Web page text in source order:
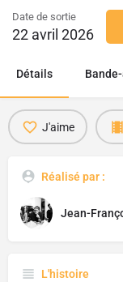
Date de sortie
22 avril 2026
Détails
J'aime
Réalisé par :
Jean-
L'histoire